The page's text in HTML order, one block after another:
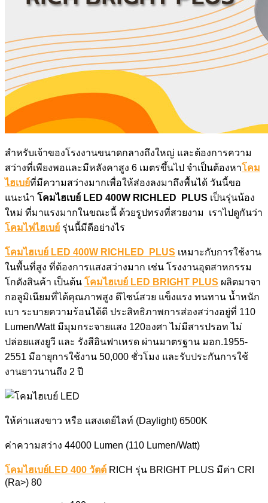
สำหรับเจ้าของโรงงานขนาดกลางถึงใหญ่ และต้องการความ
สว่างที่เพียงพอและมีหลังคาสูง 6 เมตรขึ้นไป จำเป็นต้องหาโคม
ไฮเบย์ที่มีความสว่างมากเพื่อให้ส่องลงมาถึงพื้นได้ วันนี้ขอ
แนะนำ โคมไฮเบย์ LED 400W RICHLED PLUS เป็นรุ่นน้อง
ใหม่ ที่มาแรงมากในขณะนี้ ด้วยรูปทรงที่สวยงาม เราไปดูกันว่า
โคมไฟไฮเบย์ รุ่นนี้มีดีอย่างไร
โคมไฮเบย์ LED 400W RICHLED PLUS เหมาะกับการใช้งาน
ในพื้นที่สูง ที่ต้องการแสงสว่างมาก เช่น โรงงานอุตสาหกรรม
โกดังสินค้า เป็นต้น โคมไฮเบย์ LED BRIGHT PLUS ผลิตมาจา
กอลูมิเนียมที่ได้คุณภาพสูง ดีไซน์สวย แข็งแรง ทนทาน น้ำหนัก
เบา ระบายความร้อนได้ดี ประสิทธิภาพการส่องสว่างอยู่ที่ 110
Lumen/Watt มีมุมกระจายแสง 120องศา ไม่มีสารปรอท ไม่
ปล่อยแสงยูวี และ รังสีอินฟาเหรด ผ่านมาตรฐาน มอก.1955-
2551 มีอายุการใช้งาน 50,000 ชั่วโมง และรับประกันการใช้
งานยาวนานถึง 2 ปี
ให้ค่าแสงขาว หรือ แสงเดย์ไลท์ (Daylight) 6500K
ค่าความสว่าง 44000 Lumen (110 Lumen/Watt)
โคมไฮเบย์LED 400 วัตต์ RICH รุ่น BRIGHT PLUS มีค่า CRI
(Ra>) 80